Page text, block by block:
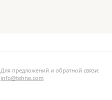
Для предложений и обратной связи:
info@tehne.com